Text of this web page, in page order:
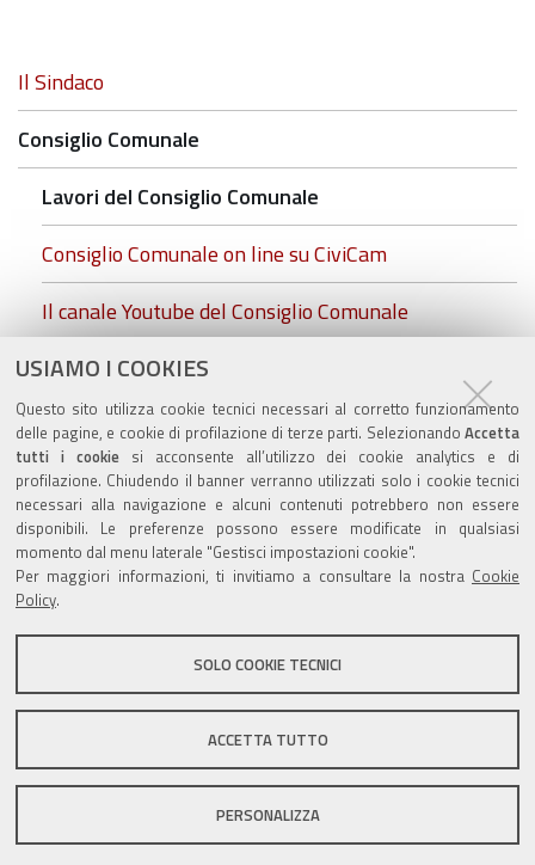
USIAMO I COOKIES
Questo sito utilizza cookie tecnici necessari al corretto funzionamento
delle pagine, e cookie di profilazione di terze parti. Selezionando Accetta
tutti i cookiesi acconsente all’utilizzo dei cookie analytics e di
profilazione. Chiudendo il banner verranno utilizzati solo i cookie tecnici
necessari alla navigazione e alcuni contenuti potrebbero non essere
disponibili. Le preferenze possono essere modificate in qualsiasi
momento dal menu laterale "Gestisci impostazioni cookie".
Per maggiori informazioni, ti invitiamo a consultare la nostra Cookie
Policy.
SOLO COOKIE TECNICI
ACCETTA TUTTO
PERSONALIZZA
Navigazione
Il Sindaco
Consiglio Comunale
Lavori del Consiglio Comunale
Consiglio Comunale on line su CiviCam
Il canale Youtube del Consiglio Comunale
cc.foto insediamento.rgb.jpg
Commissioni Consiliari
Valuta questo sito
Sito istituzionale Comune di Zola Predosa
DPO |Accessibilità